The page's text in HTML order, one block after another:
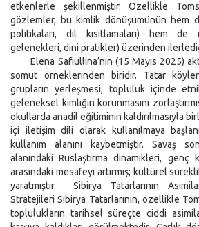
etkenlerle şekillenmiştir. Özellikle
gözlemler, bu kimlik dönüşümünün hem
politikaları, dil kısıtlamaları) hem
gelenekleri, dini pratikler) üzerinden
Elena Safiullina’nın (15 Mayıs 2025)
somut örneklerinden biridir. Tatar
grupların yerleşmesi, topluluk içinde
geleneksel kimliğin korunmasını
okullarda anadil eğitiminin kaldırılmasıyla
içi iletişim dili olarak kullanılmaya
kullanım alanını kaybetmiştir. Savaş
alanındaki Ruslaştırma dinamikleri,
arasındaki mesafeyi artırmış; kültürel
yaratmıştır. Sibirya Tatarlarının
Stratejileri Sibirya Tatarlarının, özellikle
toplulukların tarihsel süreçte ciddi